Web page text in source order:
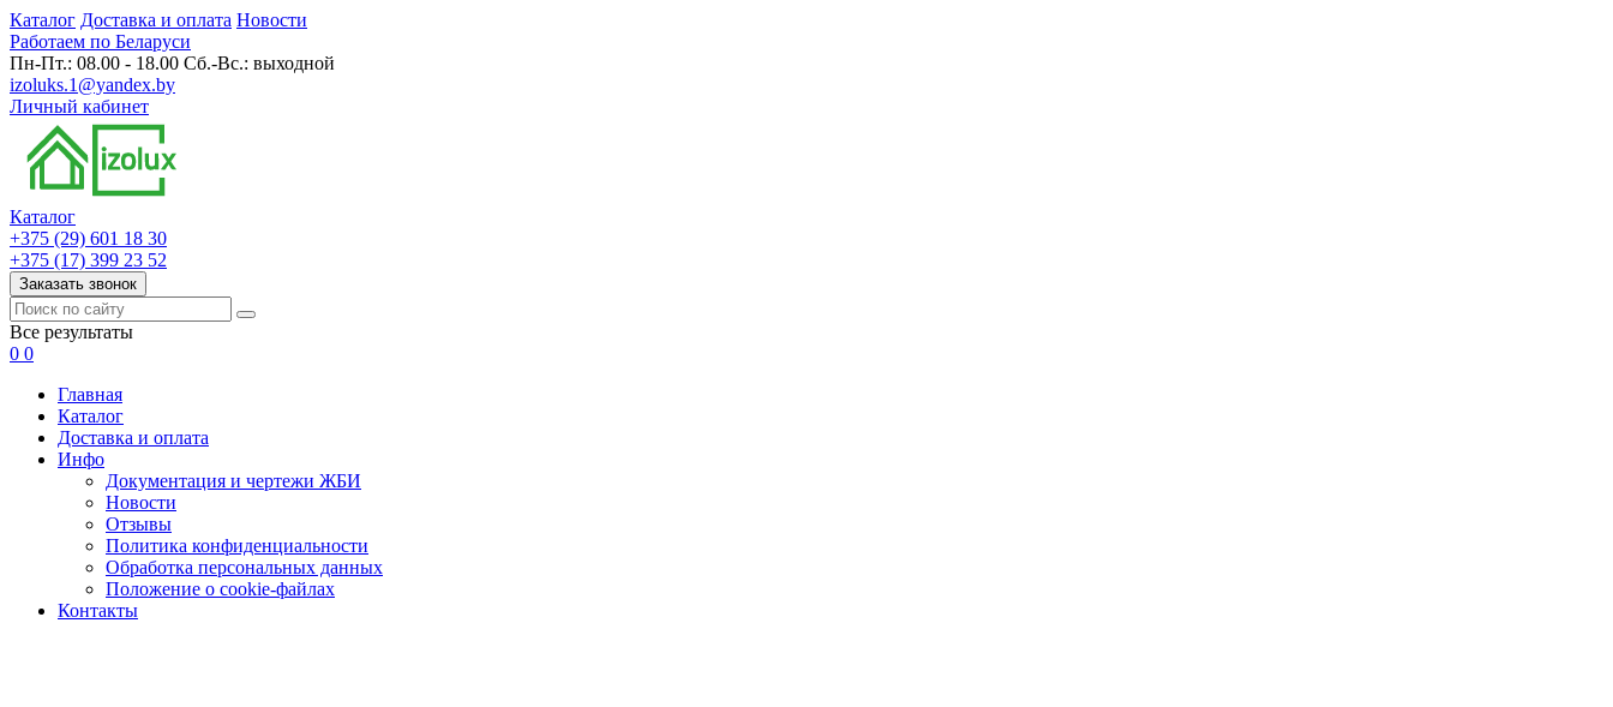
Каталог Доставка и оплата Новости
Работаем по Беларуси
Пн-Пт.: 08.00 - 18.00 Сб.-Вс.: выходной
izoluks.1@yandex.by
Личный кабинет
Каталог
+375 (29) 601 18 30
+375 (17) 399 23 52
Заказать звонок
Все результаты
0 0
Главная
Каталог
Доставка и оплата
Инфо
Документация и чертежи ЖБИ
Новости
Отзывы
Политика конфиденциальности
Обработка персональных данных
Положение о cookie-файлах
Контакты